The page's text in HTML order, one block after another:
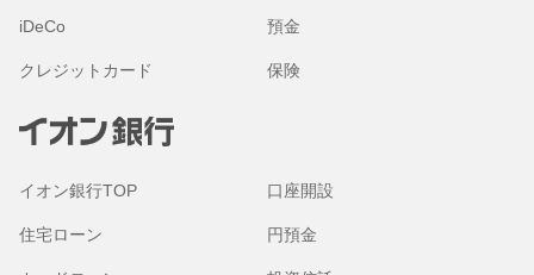
iDeCo 預金
クレジットカード 保険
イオン銀行TOP 口座開設
住宅ローン 円預金